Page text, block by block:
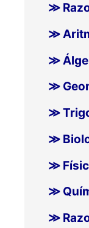
≫
≫
≫
≫
≫
≫
≫
≫
≫